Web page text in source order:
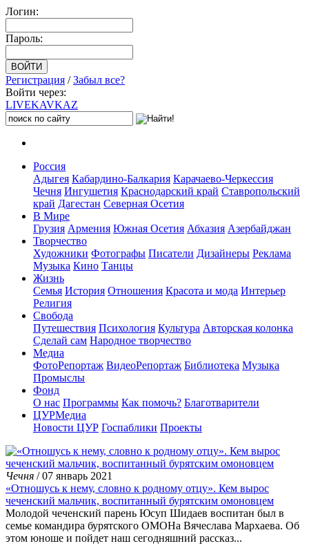
Логин:
Пароль:
Регистрация /Забыл все?
Войти через:
LIVEKAVKAZ
Россия
Адыгея Кабардино-Балкария Карачаево-Черкессия
Чечня Ингушетия Краснодарский край Ставропольский
край Дагестан Северная Осетия
В Мире
Грузия Армения Южная Осетия Абхазия Азербайджан
Творчество
Художники Фотографы Писатели Дизайнеры Реклама
Музыка Кино Танцы
Жизнь
Семья История Отношения Красота и мода Интерьер
Религия
Свобода
Путешествия Психология Культура Авторская колонка
Сделай сам Народное творчество
Медиа
ФотоРепортаж ВидеоРепортаж Библиотека Музыка
Промыслы
Фонд
О нас Программы Как помочь? Благотварители
ЦУРМедиа
Новости ЦУР Госпаблики Проекты
Чечня / 07 январь 2021
«Отношусь к нему, словно к родному отцу». Кем вырос
чеченский мальчик, воспитанный бурятским омоновцем
Молодой чеченский парень Юсуп Шидаев воспитан был в
семье командира бурятского ОМОНа Вячеслава Мархаева. Об
этом юноше и пойдет наш сегодняшний рассказ...